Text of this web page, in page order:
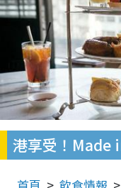
港享受！Made